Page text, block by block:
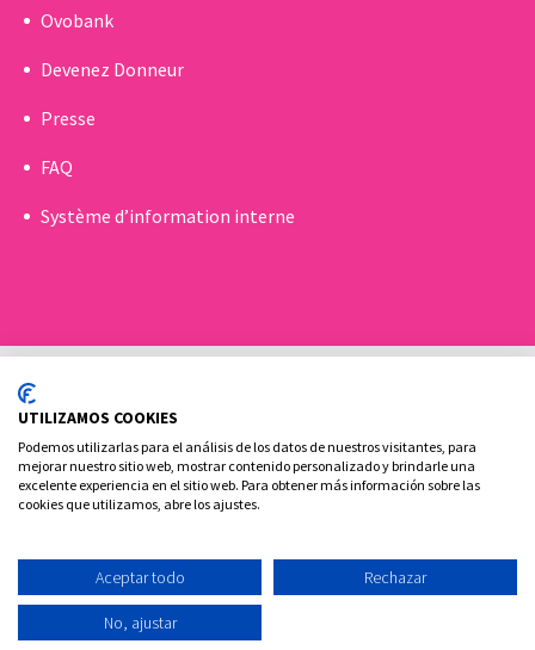
Ovobank
Devenez Donneur
Presse
FAQ
Système d’information interne
Politique de Cookies
Politique de confidentialité
Ovoclinic ©2026
UTILIZAMOS COOKIES
Podemos utilizarlas para el análisis de los datos de nuestros visitantes, para
mejorar nuestro sitio web, mostrar contenido personalizado y brindarle una
excelente experiencia en el sitio web. Para obtener más información sobre las
cookies que utilizamos, abre los ajustes.
Aceptar todo Rechazar
No, ajustar